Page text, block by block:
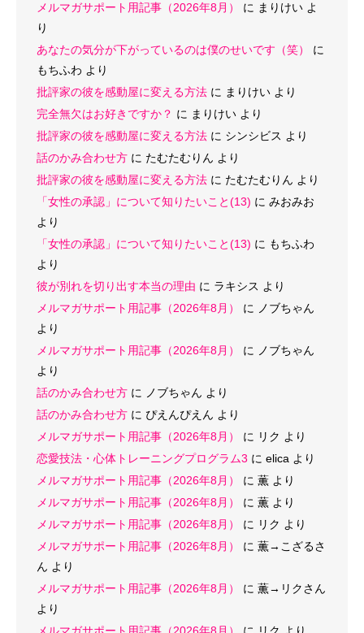
メルマガサポート用記事（2026年8月） に まりけい よ
り
あなたの気分が下がっているのは僕のせいです（笑）
に
もちふわ より
批評家の彼を感動屋に変える方法 に まりけい より
完全無欠はお好きですか？ に まりけい より
批評家の彼を感動屋に変える方法 に シンシビス より
話のかみ合わせ方 に たむたむりん より
批評家の彼を感動屋に変える方法 に たむたむりん より
「女性の承認」について知りたいこと(13) に みおみお
より
「女性の承認」について知りたいこと(13) に もちふわ
より
彼が別れを切り出す本当の理由 に ラキシス より
メルマガサポート用記事（2026年8月）
に
ノブちゃん
より
メルマガサポート用記事（2026年8月）
に
ノブちゃん
より
話のかみ合わせ方 に ノブちゃん より
話のかみ合わせ方 に ぴえんぴえん より
メルマガサポート用記事（2026年8月）
に リク より
恋愛技法・心体トレーニングプログラム3 に elica より
メルマガサポート用記事（2026年8月）
に 薫 より
メルマガサポート用記事（2026年8月）
に 薫 より
メルマガサポート用記事（2026年8月）
に リク より
メルマガサポート用記事（2026年8月）
に 薫→こざるさ
ん より
メルマガサポート用記事（2026年8月）
に 薫→リクさん
より